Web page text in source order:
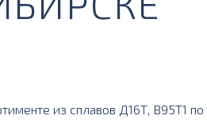
из сплавов Д16Т, B95T1